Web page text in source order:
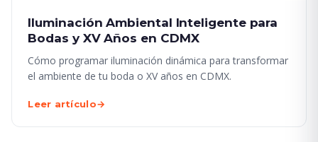
Iluminación Ambiental Inteligente para
Bodas y XV Años en CDMX
Cómo programar iluminación dinámica para transformar
el ambiente de tu boda o XV años en CDMX.
Leer artículo→